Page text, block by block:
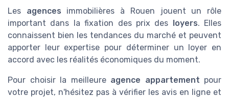
Les agences immobilières à Rouen jouent un rôle
important dans la fixation des prix des
loyers. Elles
connaissent bien les tendances du marché et peuvent
apporter leur expertise pour déterminer un loyer en
accord avec les réalités économiques du moment.
Pour choisir la meilleure agence appartement pour
votre projet, n'hésitez pas à vérifier les avis en ligne et